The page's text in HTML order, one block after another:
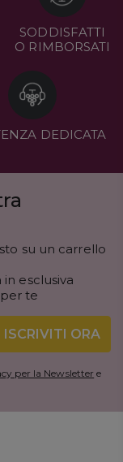
SODDISFATTI
O RIMBORSATI
DEDICATA
su un carrello
esclusiva
te
ISCRIVITI ORA
per la Newsletter e